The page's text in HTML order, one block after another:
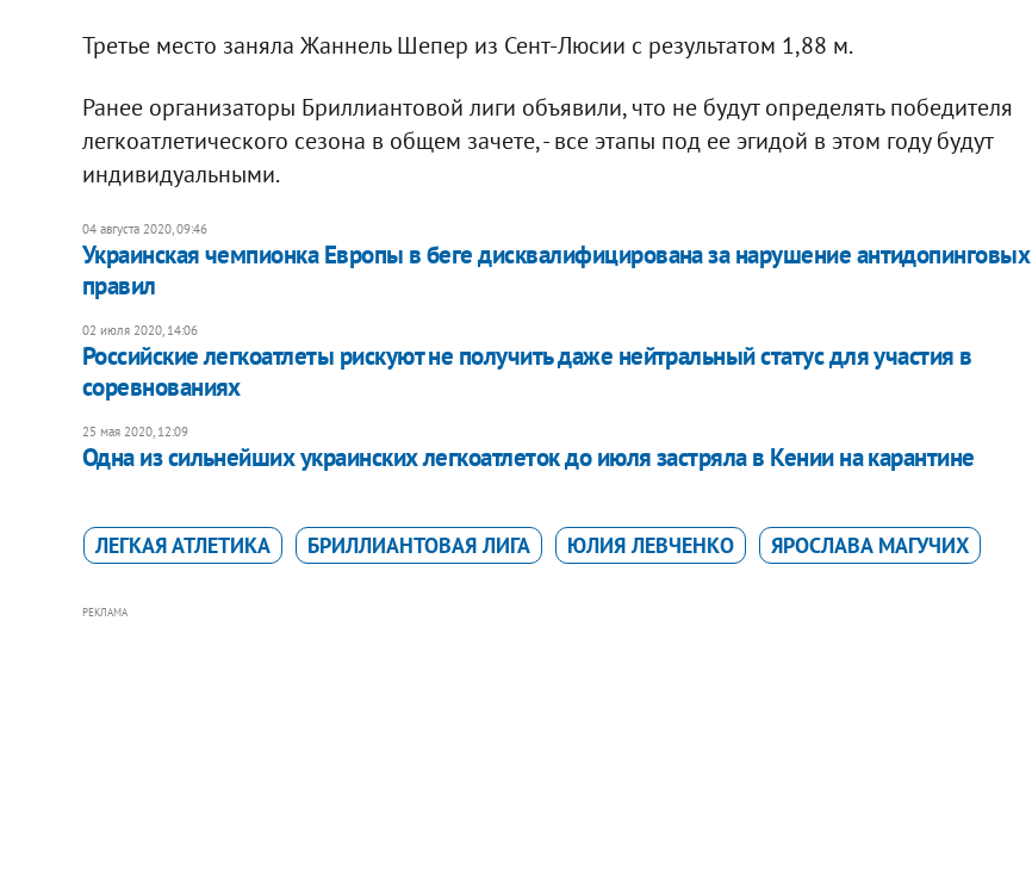
Третье место заняла Жаннель Шепер из Сент-Люсии с результатом 1,88 м.
Ранее организаторы Бриллиантовой лиги объявили, что не будут определять победителя
легкоатлетического сезона в общем зачете, - все этапы под ее эгидой в этом году будут
индивидуальными.
04 августа 2020, 09:46
Украинская чемпионка Европы в беге дисквалифицирована за нарушение антидопинговых
правил
02 июля 2020, 14:06
Российские легкоатлеты рискуют не получить даже нейтральный статус для участия в
соревнованиях
25 мая 2020, 12:09
Одна из сильнейших украинских легкоатлеток до июля застряла в Кении на карантине
ЛЕГКАЯ АТЛЕТИКА БРИЛЛИАНТОВАЯ ЛИГА ЮЛИЯ ЛЕВЧЕНКО ЯРОСЛАВА МАГУЧИХ
РЕКЛАМА